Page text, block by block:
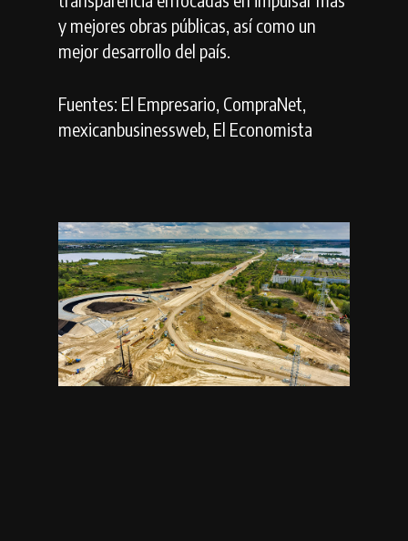
y mejores obras públicas, así como un
mejor desarrollo del país.
Fuentes: El Empresario, CompraNet,
mexicanbusinessweb, El Economista